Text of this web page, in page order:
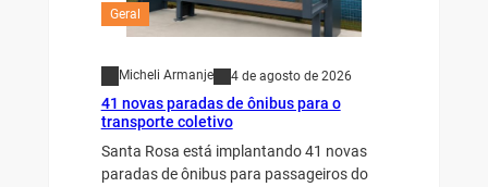
Geral
Micheli Armanje 4 de agosto de 2026
41 novas paradas de ônibus para o
transporte coletivo
Santa Rosa está implantando 41 novas
paradas de ônibus para passageiros do